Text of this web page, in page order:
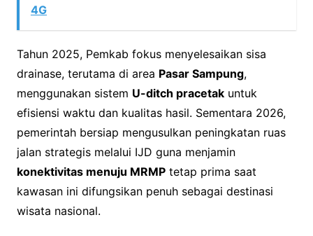
4G
Tahun 2025, Pemkab fokus menyelesaikan sisa
drainase, terutama di area Pasar Sampung,
menggunakan sistem U-ditch pracetakuntuk
efisiensi waktu dan kualitas hasil. Sementara 2026,
pemerintah bersiap mengusulkan peningkatan ruas
jalan strategis melalui IJD guna menjamin
konektivitas menuju MRMPtetap prima saat
kawasan ini difungsikan penuh sebagai destinasi
wisata nasional.